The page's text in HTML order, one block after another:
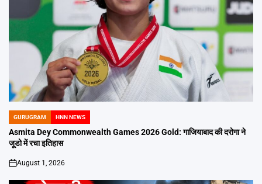
POSTED
IN
GURUGRAM HNN NEWS
Asmita Dey Commonwealth Games 2026 Gold: गाजियाबाद की दरोगा ने
जूडो में रचा इतिहास
on
August 1, 2026